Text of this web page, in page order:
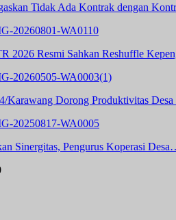
Tidak Ada Kontrak dengan
2026 Resmi Sahkan Reshuffle
Karawang Dorong Produktivitas
Sinergitas, Pengurus Koperasi